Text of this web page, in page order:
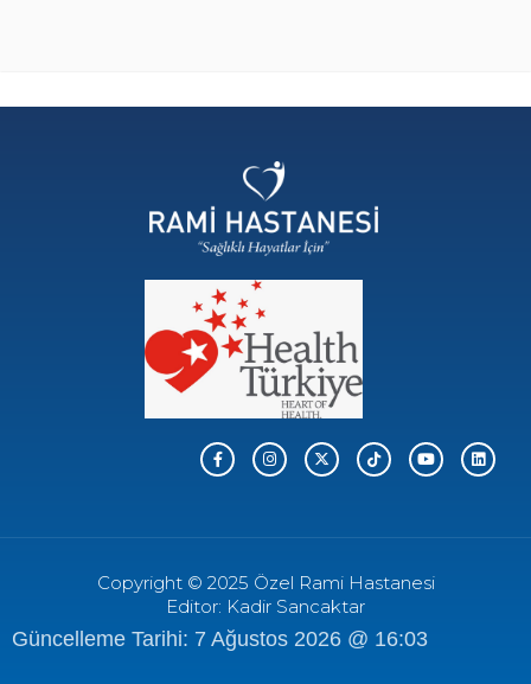
Copyright © 2025 Özel Rami Hastanesi
Editor: Kadir Sancaktar
Güncelleme Tarihi: 7 Ağustos 2026 @ 16:03